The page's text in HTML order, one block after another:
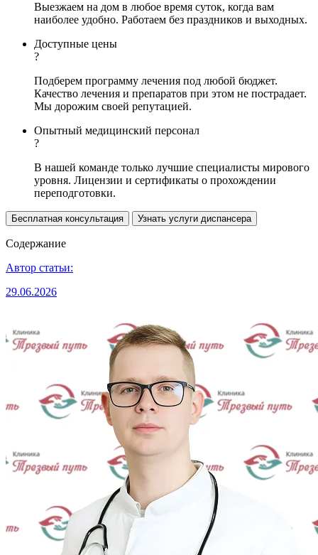
Выезжаем на дом в любое время суток, когда вам
наиболее удобно. Работаем без праздников и выходных.
Доступные цены
?
Подберем программу лечения под любой бюджет.
Качество лечения и препаратов при этом не пострадает.
Мы дорожим своей репутацией.
Опытный медицинский персонал
?
В нашей команде только лучшие специалисты мирового
уровня. Лицензии и сертификаты о прохождении
переподготовки.
Бесплатная консультация Узнать услуги диспансера
Содержание
Автор статьи:
29.06.2026